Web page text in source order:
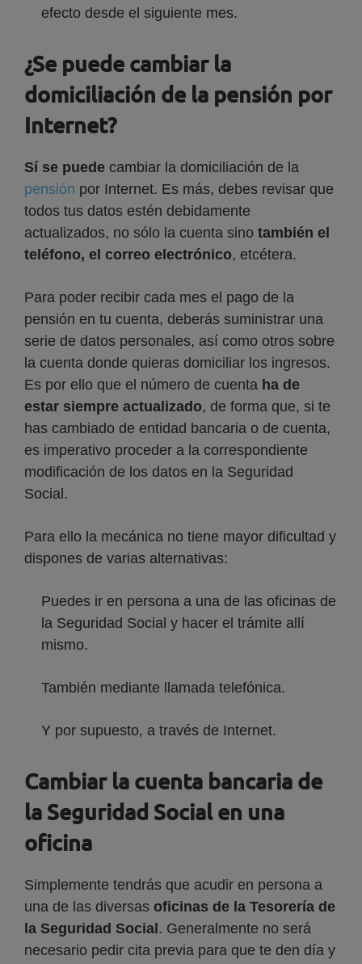
efecto desde el siguiente mes.
¿Se puede cambiar la
domiciliación de la pensión por
Internet?
Sí se puede cambiar la domiciliación de la
pensión por Internet. Es más, debes revisar que
todos tus datos estén debidamente
actualizados, no sólo la cuenta sino también el
teléfono, el correo electrónico, etcétera.
Para poder recibir cada mes el pago de la
pensión en tu cuenta, deberás suministrar una
serie de datos personales, así como otros sobre
la cuenta donde quieras domiciliar los ingresos.
Es por ello que el número de cuenta ha de
estar siempre actualizado, de forma que, si te
has cambiado de entidad bancaria o de cuenta,
es imperativo proceder a la correspondiente
modificación de los datos en la Seguridad
Social.
Para ello la mecánica no tiene mayor dificultad y
dispones de varias alternativas:
Puedes ir en persona a una de las oficinas de
la Seguridad Social y hacer el trámite allí
mismo.
También mediante llamada telefónica.
Y por supuesto, a través de Internet.
Cambiar la cuenta bancaria de
la Seguridad Social en una
oficina
Simplemente tendrás que acudir en persona a
una de las diversas oficinas de la Tesorería de
la Seguridad Social . Generalmente no será
necesario pedir cita previa para que te den día y